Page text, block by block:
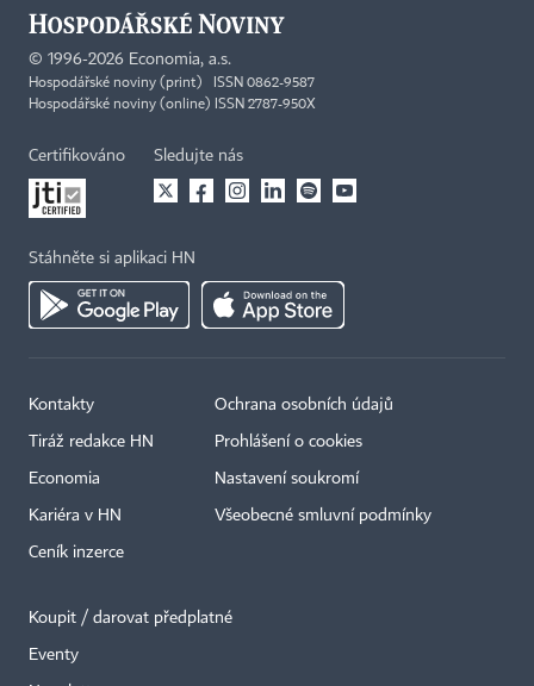
© 1996-2026 Economia, a.s.
Hospodářské noviny (print) ISSN 0862-9587
Hospodářské noviny (online) ISSN 2787-950X
Certifikováno Sledujte nás
Stáhněte si aplikaci HN
Kontakty
Tiráž redakce HN
Economia
Kariéra v HN
Ceník inzerce
Ochrana osobních údajů
Prohlášení o cookies
Nastavení soukromí
Všeobecné smluvní podmínky
Koupit / darovat předplatné
Eventy